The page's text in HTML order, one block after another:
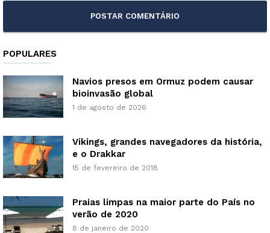
POPULARES
Navios presos em Ormuz podem causar
bioinvasão global
1 de agosto de 2026
Vikings, grandes navegadores da história,
e o Drakkar
15 de fevereiro de 2018
Praias limpas na maior parte do País no
verão de 2020
8 de janeiro de 2020